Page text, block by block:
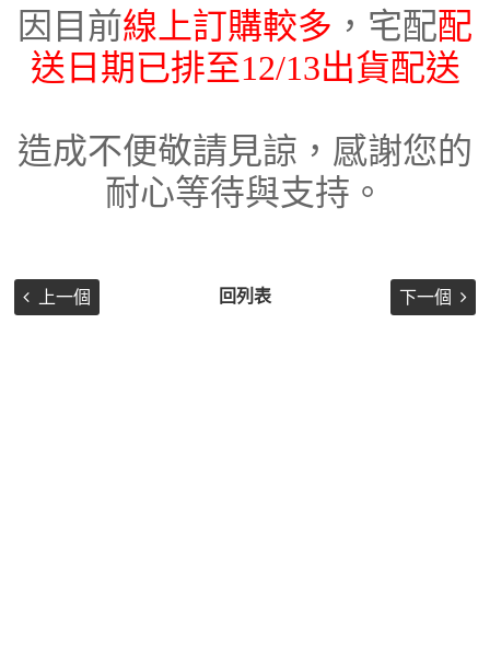
因目前線上訂購較多 ，宅配配
送日期已排至12/13出貨配送
造成不便敬請見諒，感謝您的
耐心等待與支持。
上一個 回列表 下一個